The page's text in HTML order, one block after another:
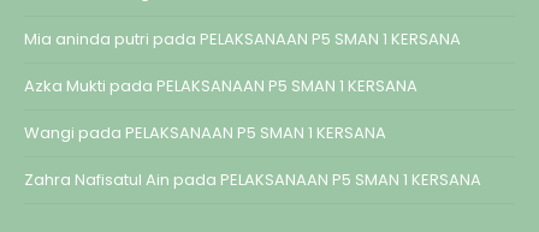
Mia aninda putri pada PELAKSANAAN P5 SMAN 1 KERSANA
Azka Mukti pada PELAKSANAAN P5 SMAN 1 KERSANA
Wangi pada PELAKSANAAN P5 SMAN 1 KERSANA
Zahra Nafisatul Ain pada PELAKSANAAN P5 SMAN 1 KERSANA